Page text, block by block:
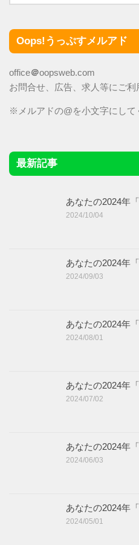
Oops!うっぷすメルアド
office＠oopsweb.com
お問合せ、広告、求人等にご利
※メルアドの@を小文字にして
最新記事
あなたの2024年
2024/10/04
あなたの2024年
2024/09/03
あなたの2024年
2024/08/01
あなたの2024年
2024/07/02
あなたの2024年
2024/06/03
あなたの2024年
2024/05/01